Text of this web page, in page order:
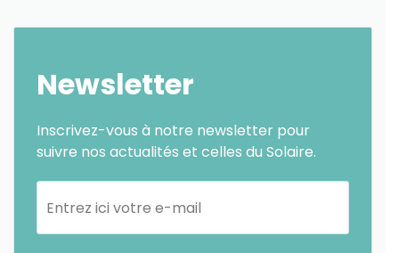
Newsletter
Inscrivez-vous à notre newsletter pour
suivre nos actualités et celles du Solaire.